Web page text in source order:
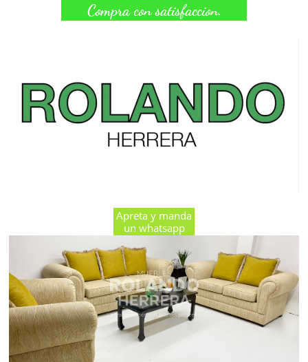
Compra con satisfaccion.
Apreta y manda
un whatsapp